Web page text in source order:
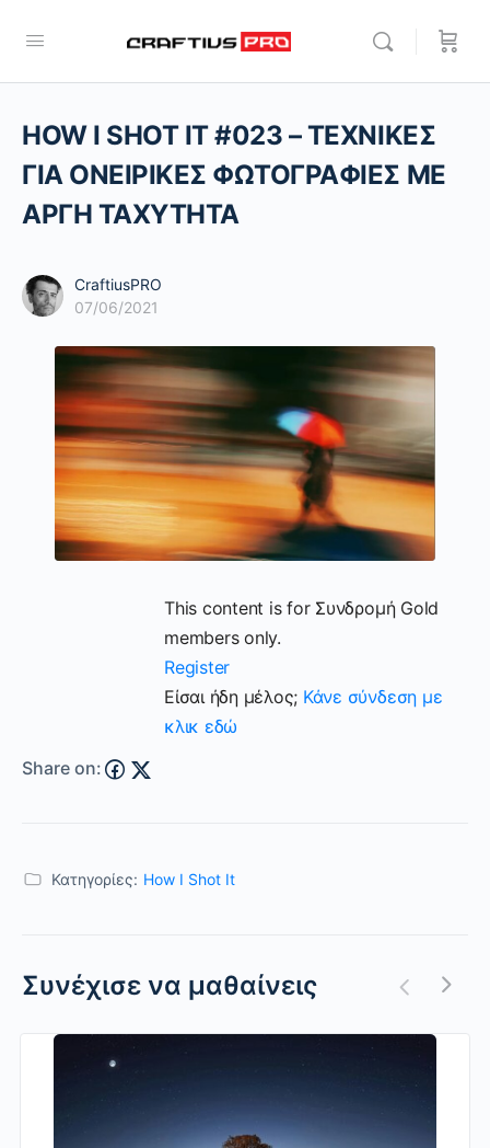
HOW I SHOT IT #023 – ΤΕΧΝΙΚΕΣ
ΓΙΑ ΟΝΕΙΡΙΚΕΣ ΦΩΤΟΓΡΑΦΙΕΣ ΜΕ
ΑΡΓΗ ΤΑΧΥΤΗΤΑ
CraftiusPRO
07/06/2021
This content is for Συνδρομή Gold
members only.
Register
Είσαι ήδη μέλος; Κάνε σύνδεση με
κλικ εδώ
Share on:
Κατηγορίες: How I Shot It
Συνέχισε να μαθαίνεις